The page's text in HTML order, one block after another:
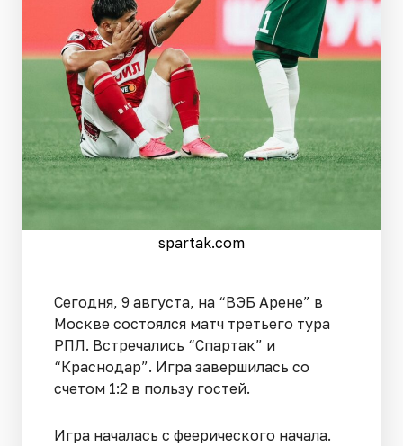
spartak.com
Сегодня, 9 августа, на “ВЭБ Арене” в
Москве состоялся матч третьего тура
РПЛ. Встречались “Спартак” и
“Краснодар”. Игра завершилась со
счетом 1:2 в пользу гостей.
Игра началась с феерического начала.